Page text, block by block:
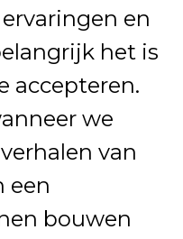
en
het is
accepteren.
we
van
een
bouwen